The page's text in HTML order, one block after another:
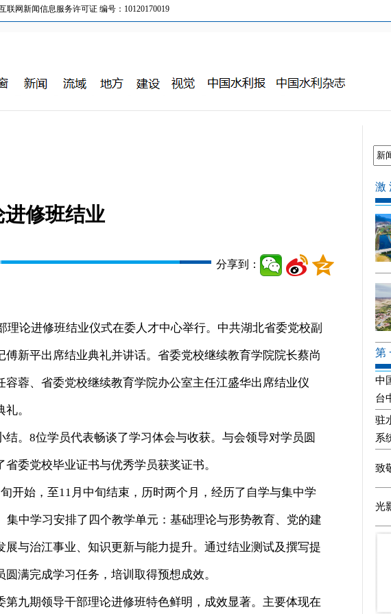
网新闻信息服务许可证 编号：10120170019
修班结业
分享到：
进修班结业仪式在委人才中心举行。中共湖北省委党校副
新平出席结业典礼并讲话。省委党校继续教育学院院长蔡尚
蓉、省委党校继续教育学院办公室主任江盛华出席结业仪
。
8位学员代表畅谈了学习体会与收获。与会领导对学员圆
委党校毕业证书与优秀学员获奖证书。
始，至11月中旬结束，历时两个月，经历了自学与集中学
中学习安排了四个教学单元：基础理论与形势教育、党的建
与治江事业、知识更新与能力提升。通过结业测试及撰写提
圆满完成学习任务，培训取得预想成效。
期领导干部理论进修班特色鲜明，成效显著。主要体现在